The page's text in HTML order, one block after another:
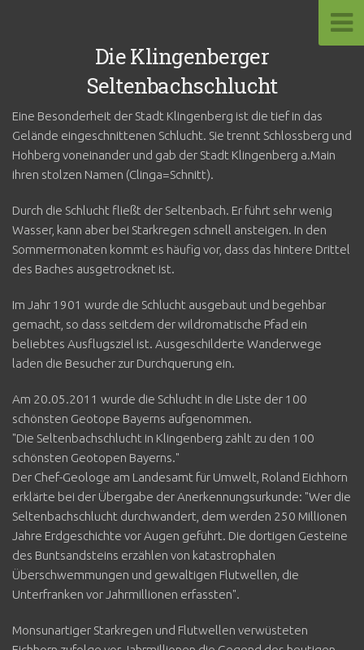
Die Klingenberger
Seltenbachschlucht
Eine Besonderheit der Stadt Klingenberg ist die tief in das
Gelände eingeschnittenen Schlucht. Sie trennt Schlossberg und
Hohberg voneinander und gab der Stadt Klingenberg a.Main
ihren stolzen Namen (Clinga=Schnitt).
Durch die Schlucht fließt der Seltenbach. Er führt sehr wenig
Wasser, kann aber bei Starkregen schnell ansteigen. In den
Sommermonaten kommt es häufig vor, dass das hintere Drittel
des Baches ausgetrocknet ist.
Im Jahr 1901 wurde die Schlucht ausgebaut und begehbar
gemacht, so dass seitdem der wildromatische Pfad ein
beliebtes Ausflugsziel ist. Ausgeschilderte Wanderwege
laden die Besucher zur Durchquerung ein.
Am 20.05.2011 wurde die Schlucht in die Liste der 100
schönsten Geotope Bayerns aufgenommen.
"Die Seltenbachschlucht in Klingenberg zählt zu den 100
schönsten Geotopen Bayerns."
Der Chef-Geologe am Landesamt für Umwelt, Roland Eichhorn
erklärte bei der Übergabe der Anerkennungsurkunde: "Wer die
Seltenbachschlucht durchwandert, dem werden 250 Millionen
Jahre Erdgeschichte vor Augen geführt. Die dortigen Gesteine
des Buntsandsteins erzählen von katastrophalen
Überschwemmungen und gewaltigen Flutwellen, die
Unterfranken vor Jahrmillionen erfassten".
Monsunartiger Starkregen und Flutwellen verwüsteten